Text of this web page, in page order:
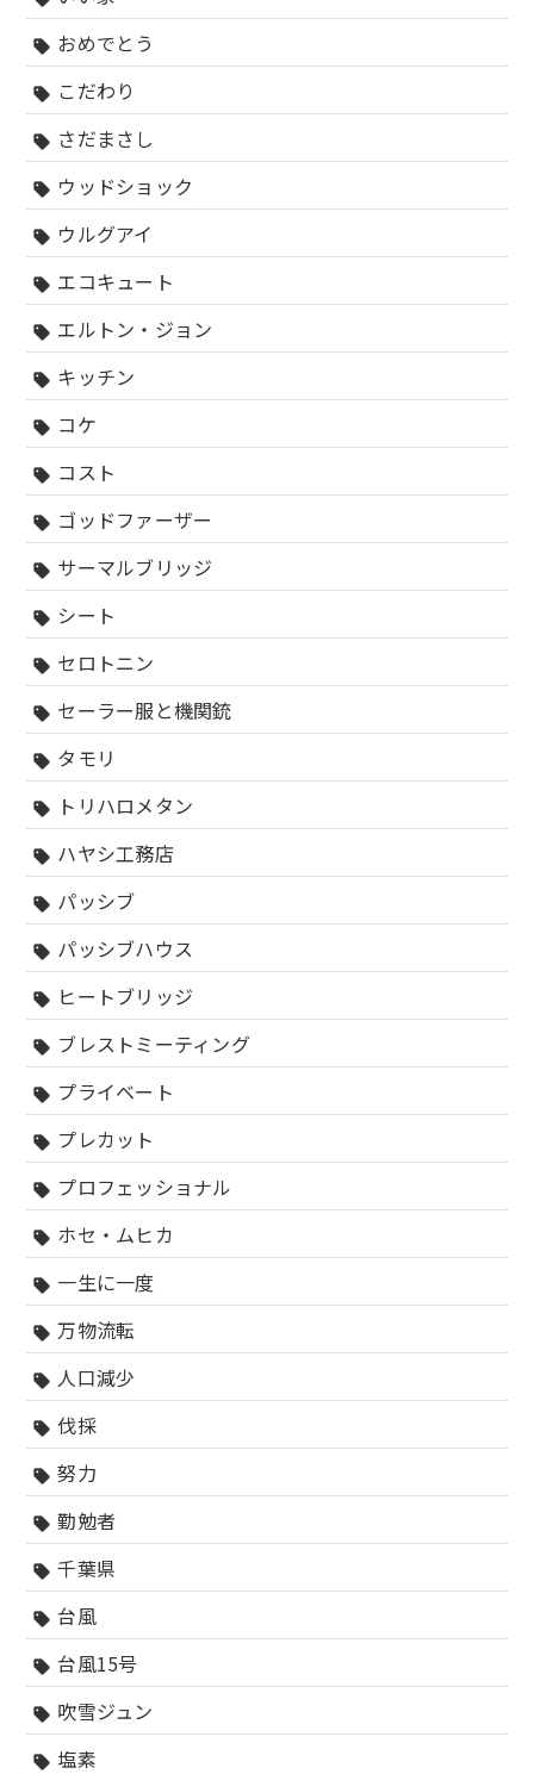
sell おめでとう
sell こだわり
sell さだまさし
sell ウッドショック
sell ウルグアイ
sell エコキュート
sell エルトン・ジョン
sell キッチン
sell コケ
sell コスト
sell ゴッドファーザー
sell サーマルブリッジ
sell シート
sell セロトニン
sell セーラー服と機関銃
sell タモリ
sell トリハロメタン
sell ハヤシ工務店
sell パッシブ
sell パッシブハウス
sell ヒートブリッジ
sell ブレストミーティング
sell プライベート
sell プレカット
sell プロフェッショナル
sell ホセ・ムヒカ
sell 一生に一度
sell 万物流転
sell 人口減少
sell 伐採
sell 努力
sell 勤勉者
sell 千葉県
sell 台風
sell 台風15号
sell 吹雪ジュン
sell 塩素